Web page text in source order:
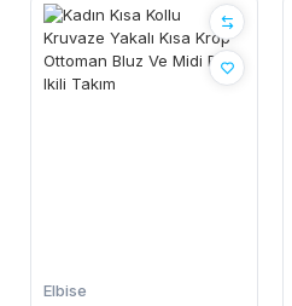
Elbise